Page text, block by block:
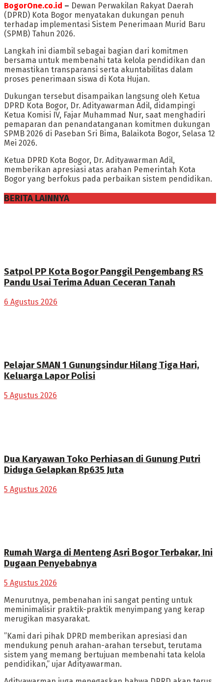
BogorOne.co.id – Dewan Perwakilan Rakyat Daerah
(DPRD) Kota Bogor menyatakan dukungan penuh
terhadap implementasi Sistem Penerimaan Murid Baru
(SPMB) Tahun 2026.
Langkah ini diambil sebagai bagian dari komitmen
bersama untuk membenahi tata kelola pendidikan dan
memastikan transparansi serta akuntabilitas dalam
proses penerimaan siswa di Kota Hujan.
​Dukungan tersebut disampaikan langsung oleh Ketua
DPRD Kota Bogor, Dr. Adityawarman Adil, didampingi
Ketua Komisi IV, Fajar Muhammad Nur, saat menghadiri
pemaparan dan penandatanganan komitmen dukungan
SPMB 2026 di Paseban Sri Bima, Balaikota Bogor, Selasa 12
Mei 2026.
​Ketua DPRD Kota Bogor, Dr. Adityawarman Adil,
memberikan apresiasi atas arahan Pemerintah Kota
Bogor yang berfokus pada perbaikan sistem pendidikan.
BERITA LAINNYA
Satpol PP Kota Bogor Panggil Pengembang RS
Pandu Usai Terima Aduan Ceceran Tanah
6 Agustus 2026
Pelajar SMAN 1 Gunungsindur Hilang Tiga Hari,
Keluarga Lapor Polisi
5 Agustus 2026
Dua Karyawan Toko Perhiasan di Gunung Putri
Diduga Gelapkan Rp635 Juta
5 Agustus 2026
Rumah Warga di Menteng Asri Bogor Terbakar, Ini
Dugaan Penyebabnya
5 Agustus 2026
Menurutnya, pembenahan ini sangat penting untuk
meminimalisir praktik-praktik menyimpang yang kerap
merugikan masyarakat.
​”Kami dari pihak DPRD memberikan apresiasi dan
mendukung penuh arahan-arahan tersebut, terutama
sistem yang memang bertujuan membenahi tata kelola
pendidikan,” ujar Adityawarman.